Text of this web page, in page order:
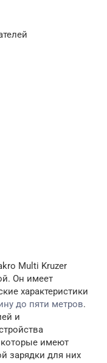
Multi Kruzer
Он имеет
характеристики
до пяти метров.
и
имеют
зарядки для них